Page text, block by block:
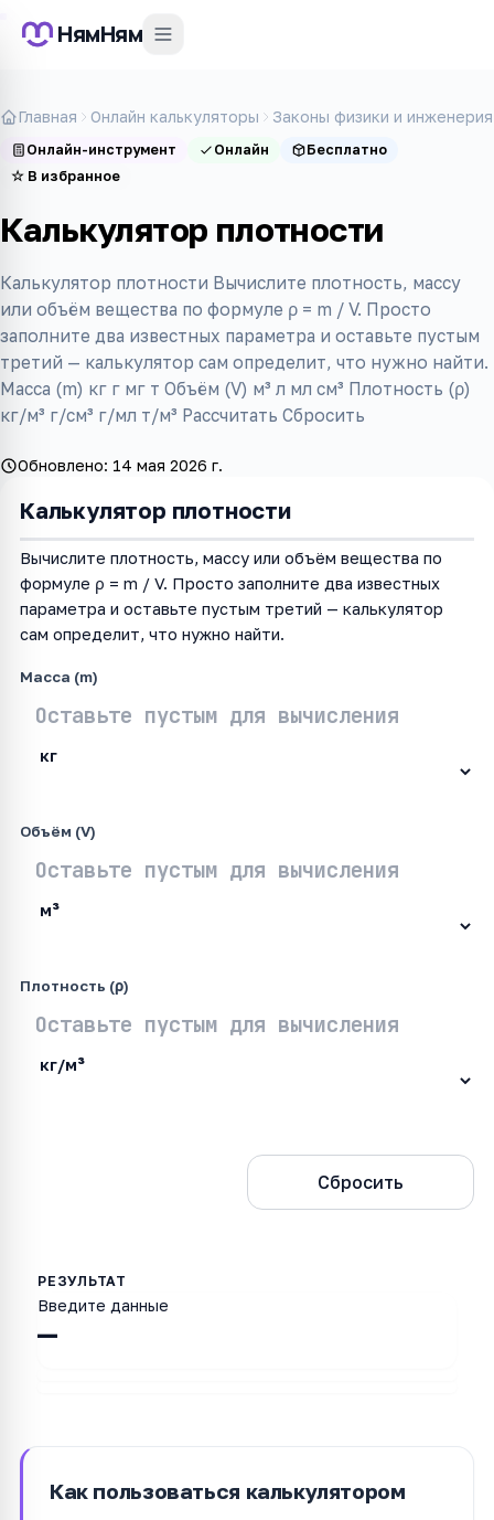
НямНям
Главная Онлайн калькуляторы Законы физики и инженерия
Онлайн-инструмент Онлайн
Бесплатно
☆ В избранное
Калькулятор плотности
Калькулятор плотности Вычислите плотность, массу
или объём вещества по формуле ρ = m / V. Просто
заполните два известных параметра и оставьте пустым
третий — калькулятор сам определит, что нужно найти.
Масса (m) кг г мг т Объём (V) м³ л мл см³ Плотность (ρ)
кг/м³ г/см³ г/мл т/м³ Рассчитать Сбросить
Обновлено: 14 мая 2026 г.
Калькулятор плотности
Вычислите плотность, массу или объём вещества по
формуле ρ = m / V. Просто заполните два известных
параметра и оставьте пустым третий — калькулятор
сам определит, что нужно найти.
Масса (m)
Объём (V)
Плотность (ρ)
Сбросить
—
Введите данные
Как пользоваться калькулятором